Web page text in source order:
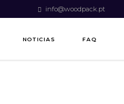
info@woodpack.pt
NOTICIAS FAQ